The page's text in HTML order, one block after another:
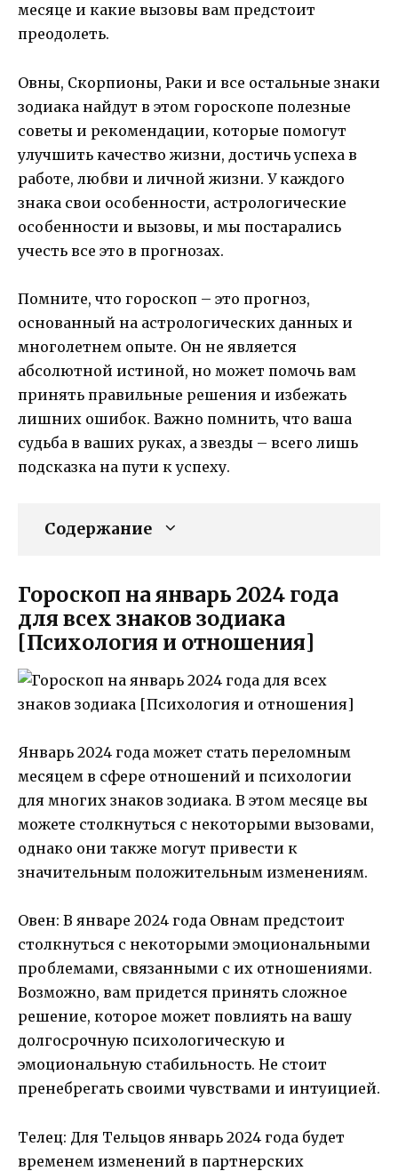
месяце и какие вызовы вам предстоит
преодолеть.
Овны, Скорпионы, Раки и все остальные знаки
зодиака найдут в этом гороскопе полезные
советы и рекомендации, которые помогут
улучшить качество жизни, достичь успеха в
работе, любви и личной жизни. У каждого
знака свои особенности, астрологические
особенности и вызовы, и мы постарались
учесть все это в прогнозах.
Помните, что гороскоп – это прогноз,
основанный на астрологических данных и
многолетнем опыте. Он не является
абсолютной истиной, но может помочь вам
принять правильные решения и избежать
лишних ошибок. Важно помнить, что ваша
судьба в ваших руках, а звезды – всего лишь
подсказка на пути к успеху.
Содержание
Гороскоп на январь 2024 года
для всех знаков зодиака
[Психология и отношения]
Январь 2024 года может стать переломным
месяцем в сфере отношений и психологии
для многих знаков зодиака. В этом месяце вы
можете столкнуться с некоторыми вызовами,
однако они также могут привести к
значительным положительным изменениям.
Овен: В январе 2024 года Овнам предстоит
столкнуться с некоторыми эмоциональными
проблемами, связанными с их отношениями.
Возможно, вам придется принять сложное
решение, которое может повлиять на вашу
долгосрочную психологическую и
эмоциональную стабильность. Не стоит
пренебрегать своими чувствами и интуицией.
Телец: Для Тельцов январь 2024 года будет
временем изменений в партнерских